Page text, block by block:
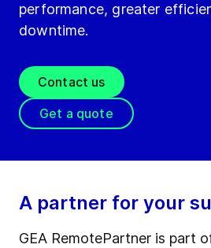
performance, greater
downtime.
Contact us
Get a quote
A partner for your
GEA RemotePartner is part